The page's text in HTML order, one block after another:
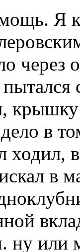
Я
через
в
ходил,
в
или